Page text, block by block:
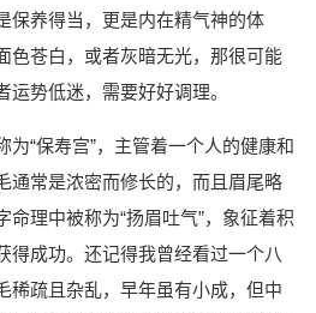
保养得当，更是内在精气神的体
色苍白，或者灰暗无光，那很可能
势低迷，需要好好调理。
为“保寿宫”，主管着一个人的健康和
通常是浓密而修长的，而且眉尾略
理中被称为“扬眉吐气”，象征着积
得成功。还记得我曾经看过一个八
稀疏且杂乱，早年虽有小成，但中